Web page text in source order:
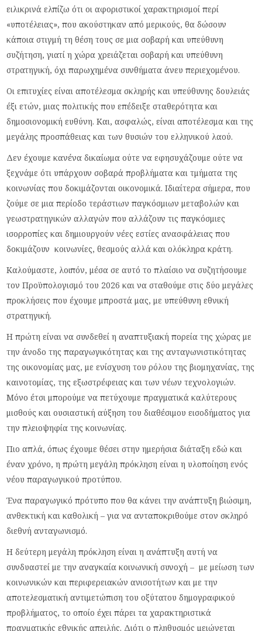
ειλικρινά ελπίζω ότι οι αφοριστικοί χαρακτηρισμοί περί
«υποτέλειας», που ακούστηκαν από μερικούς, θα δώσουν
κάποια στιγμή τη θέση τους σε μια σοβαρή και υπεύθυνη
συζήτηση, γιατί η χώρα χρειάζεται σοβαρή και υπεύθυνη
στρατηγική, όχι παρωχημένα συνθήματα άνευ περιεχομένου.
Οι επιτυχίες είναι αποτέλεσμα σκληρής και υπεύθυνης δουλειάς
έξι ετών, μιας πολιτικής που επέδειξε σταθερότητα και
δημοσιονομική ευθύνη. Και, ασφαλώς, είναι αποτέλεσμα και της
μεγάλης προσπάθειας και των θυσιών του ελληνικού λαού.
Δεν έχουμε κανένα δικαίωμα ούτε να εφησυχάζουμε ούτε να
ξεχνάμε ότι υπάρχουν σοβαρά προβλήματα και τμήματα της
κοινωνίας που δοκιμάζονται οικονομικά. Ιδιαίτερα σήμερα, που
ζούμε σε μια περίοδο τεράστιων παγκόσμιων μεταβολών και
γεωστρατηγικών αλλαγών που αλλάζουν τις παγκόσμιες
ισορροπίες και δημιουργούν νέες εστίες ανασφάλειας που
δοκιμάζουν κοινωνίες, θεσμούς αλλά και ολόκληρα κράτη.
Καλούμαστε, λοιπόν, μέσα σε αυτό το πλαίσιο να συζητήσουμε
τον Προϋπολογισμό του 2026 και να σταθούμε στις δύο μεγάλες
προκλήσεις που έχουμε μπροστά μας, με υπεύθυνη εθνική
στρατηγική.
Η πρώτη είναι να συνδεθεί η αναπτυξιακή πορεία της χώρας με
την άνοδο της παραγωγικότητας και της ανταγωνιστικότητας
της οικονομίας μας, με ενίσχυση του ρόλου της βιομηχανίας, της
καινοτομίας, της εξωστρέφειας και των νέων τεχνολογιών.
Μόνο έτσι μπορούμε να πετύχουμε πραγματικά καλύτερους
μισθούς και ουσιαστική αύξηση του διαθέσιμου εισοδήματος για
την πλειοψηφία της κοινωνίας.
Πιο απλά, όπως έχουμε θέσει στην ημερήσια διάταξη εδώ και
έναν χρόνο, η πρώτη μεγάλη πρόκληση είναι η υλοποίηση ενός
νέου παραγωγικού προτύπου.
Ένα παραγωγικό πρότυπο που θα κάνει την ανάπτυξη βιώσιμη,
ανθεκτική και καθολική – για να ανταποκριθούμε στον σκληρό
διεθνή ανταγωνισμό.
Η δεύτερη μεγάλη πρόκληση είναι η ανάπτυξη αυτή να
συνδυαστεί με την αναγκαία κοινωνική συνοχή – με μείωση των
κοινωνικών και περιφερειακών ανισοτήτων και με την
αποτελεσματική αντιμετώπιση του οξύτατου δημογραφικού
προβλήματος, το οποίο έχει πάρει τα χαρακτηριστικά
πραγματικής εθνικής απειλής. Διότι ο πληθυσμός μειώνεται